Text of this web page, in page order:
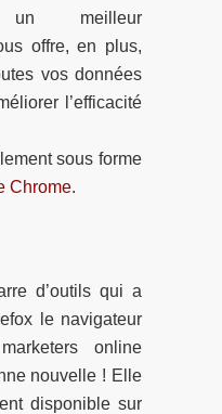
meilleur
offre, en plus,
vos données
l’efficacité
sous forme
Chrome.
d’outils qui a
le navigateur
online
nouvelle ! Elle
disponible sur